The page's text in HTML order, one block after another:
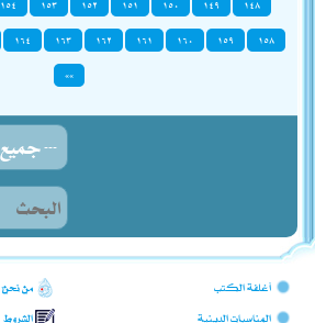
١٤٨
١٤٩ ١٥٠ ١٥١ ١٥٢ ١٥٣ ١٥٤
١٥٨
١٥٩ ١٦٠ ١٦١ ١٦٢ ١٦٣ ١٦٤
»»
أغلفة الكتب
المناسبات الدينية
من نحن؟
الشروط